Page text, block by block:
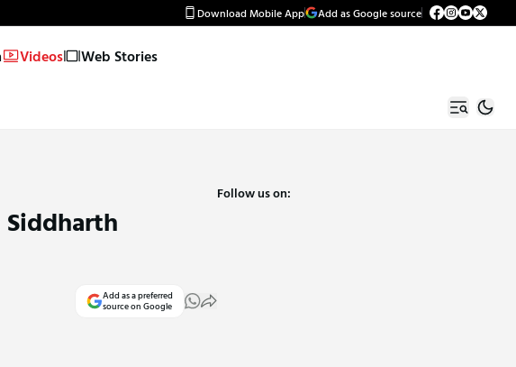
Download Mobile App Add as Google source
Videos Web Stories
Siddharth
Add as a preferred
source on Google
Follow us on: